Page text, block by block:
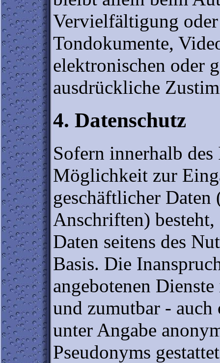
Vervielfältigung
Tondokumente,
elektronischen oder
ausdrückliche
4. Datenschutz
Sofern innerhalb
Möglichkeit zur
geschäftlicher Daten
Anschriften)
Daten seitens des
Basis. Die
angebotenen
und zumutbar - auch
unter Angabe
Pseudonyms